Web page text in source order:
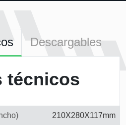
Descargables
técnicos
210X280X117mm